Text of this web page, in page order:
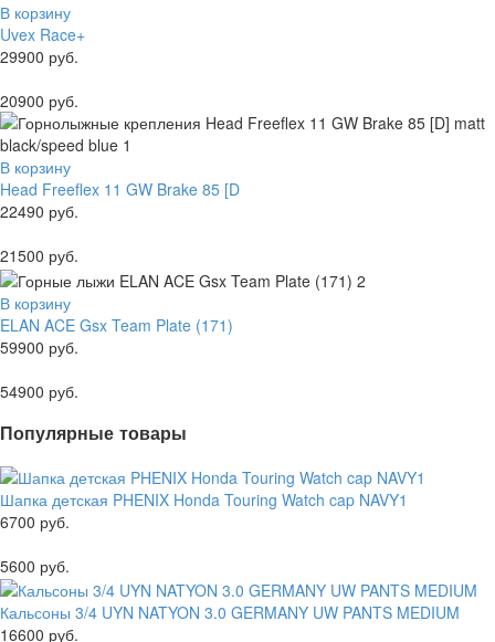
В корзину
Uvex Race+
29900 руб.
20900 руб.
В корзину
Head Freeflex 11 GW Brake 85 [D
22490 руб.
21500 руб.
В корзину
ELAN ACE Gsx Team Plate (171)
59900 руб.
54900 руб.
Популярные товары
Шапка детская PHENIX Honda Touring Watch cap NAVY1
6700 руб.
5600 руб.
Кальсоны 3/4 UYN NATYON 3.0 GERMANY UW PANTS MEDIUM
16600 руб.